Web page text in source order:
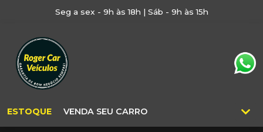
Seg a sex - 9h às 18h | Sáb - 9h às 15h
ESTOQUE VENDA SEU CARRO